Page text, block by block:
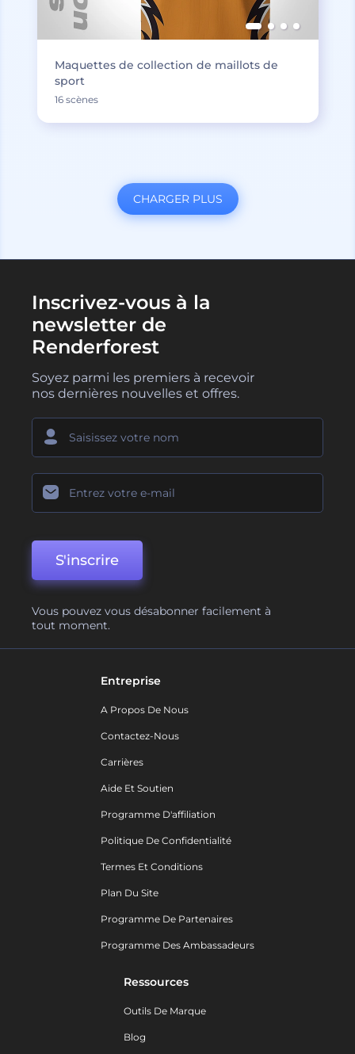
Maquettes de collection de maillots de
sport
16 scènes
CHARGER PLUS
Inscrivez-vous à la
newsletter de
Renderforest
Soyez parmi les premiers à recevoir
nos dernières nouvelles et offres.
S'inscrire
Vous pouvez vous désabonner facilement à
tout moment.
Entreprise
A Propos De Nous
Contactez-Nous
Carrières
Aide Et Soutien
Programme D'affiliation
Politique De Confidentialité
Termes Et Conditions
Plan Du Site
Programme De Partenaires
Programme Des Ambassadeurs
Ressources
Outils De Marque
Blog